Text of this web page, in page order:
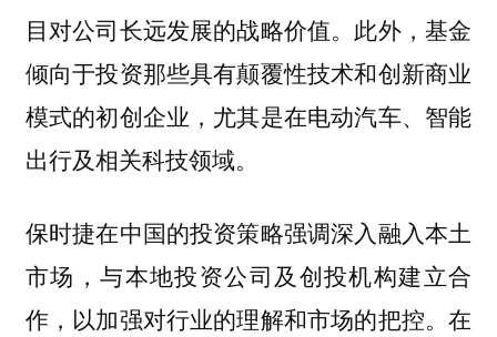
目对公司长远发展的战略价值。此外，基金
倾向于投资那些具有颠覆性技术和创新商业
模式的初创企业，尤其是在电动汽车、智能
出行及相关科技领域。
保时捷在中国的投资策略强调深入融入本土
市场，与本地投资公司及创投机构建立合
作，以加强对行业的理解和市场的把控。在